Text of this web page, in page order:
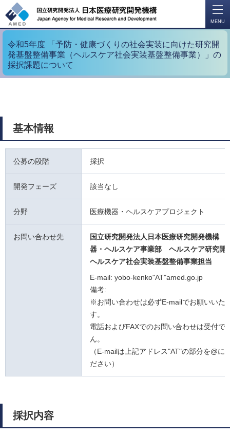
MENU
令和5年度 「予防・健康づくりの社会実装に向けた研究開
発基盤整備事業（ヘルスケア社会実装基盤整備事業）」の
採択課題について
基本情報
公募の段階 採択
開発フェーズ 該当なし
分野 医療機器・ヘルスケアプロジェクト
お問い合わせ先
国立研究開発法人日本医療研究開発機構
器・ヘルスケア事業部 ヘルスケア研究開
ヘルスケア社会実装基盤整備事業担当
E-mail: yobo-kenko"AT"amed.go.jp
備考:
※お問い合わせは必ずE-mailでお願いいた
す。
電話およびFAXでのお問い合わせは受付で
ん。
（E-mailは上記アドレス"AT"の部分を@に
ださい）
採択内容